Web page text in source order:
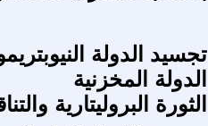
تجسيد الدولة
الدولة المخزنية
الثورة البروليتارية